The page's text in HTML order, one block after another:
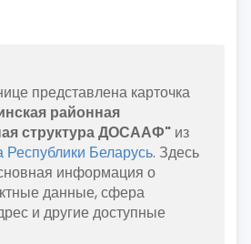
представлена карточка
районная
структура ДОСААФ" из
Республики Беларусь. Здесь
информация о
данные, сфера
и другие доступные